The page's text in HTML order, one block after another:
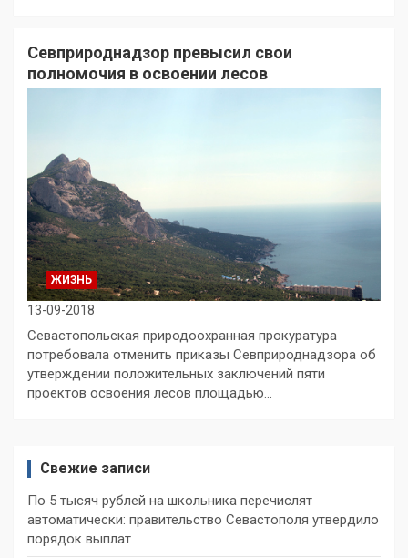
Севприроднадзор превысил свои
полномочия в освоении лесов
ЖИЗНЬ
13-09-2018
Севастопольская природоохранная прокуратура
потребовала отменить приказы Севприроднадзора об
утверждении положительных заключений пяти
проектов освоения лесов площадью…
Свежие записи
По 5 тысяч рублей на школьника перечислят
автоматически: правительство Севастополя утвердило
порядок выплат